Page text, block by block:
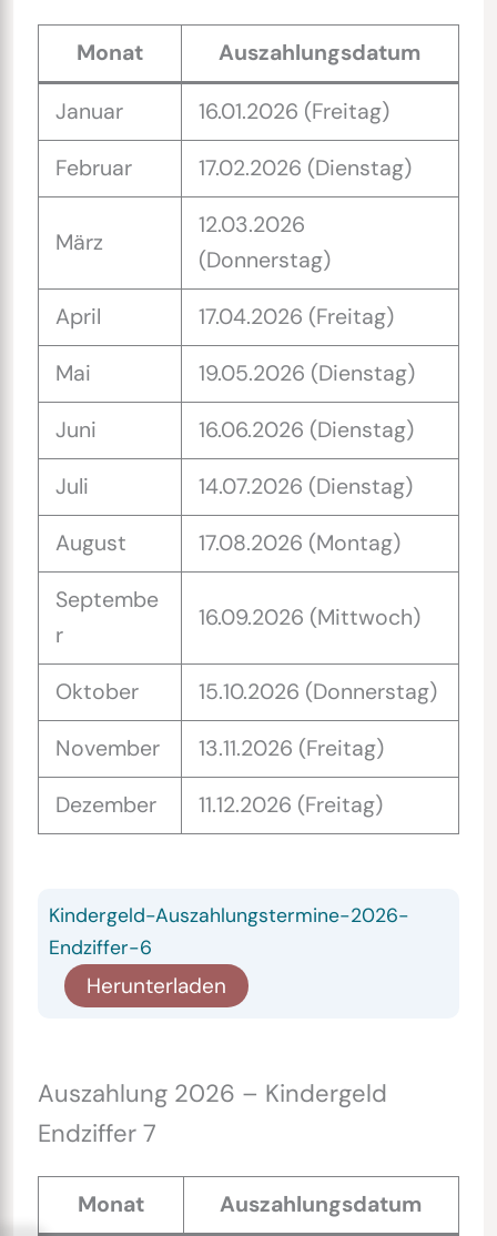
Monat Auszahlungsdatum
Januar 16.01.2026 (Freitag)
Februar 17.02.2026 (Dienstag)
März
12.03.2026
(Donnerstag)
April 17.04.2026 (Freitag)
Mai 19.05.2026 (Dienstag)
Juni 16.06.2026 (Dienstag)
Juli 14.07.2026 (Dienstag)
August 17.08.2026 (Montag)
Septembe
r
16.09.2026 (Mittwoch)
Oktober 15.10.2026 (Donnerstag)
November 13.11.2026 (Freitag)
Dezember 11.12.2026 (Freitag)
Kindergeld-Auszahlungstermine-2026-
Endziffer-6
Herunterladen
Auszahlung 2026 – Kindergeld
Endziffer 7
Monat Auszahlungsdatum